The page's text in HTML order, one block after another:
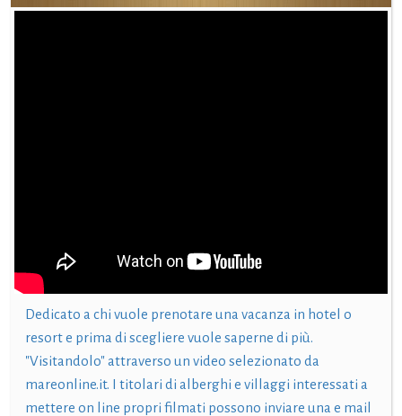
Dedicato a chi vuole prenotare una vacanza in hotel o
resort e prima di scegliere vuole saperne di più.
"Visitandolo" attraverso un video selezionato da
mareonline.it. I titolari di alberghi e villaggi interessati a
mettere on line propri filmati possono inviare una e mail